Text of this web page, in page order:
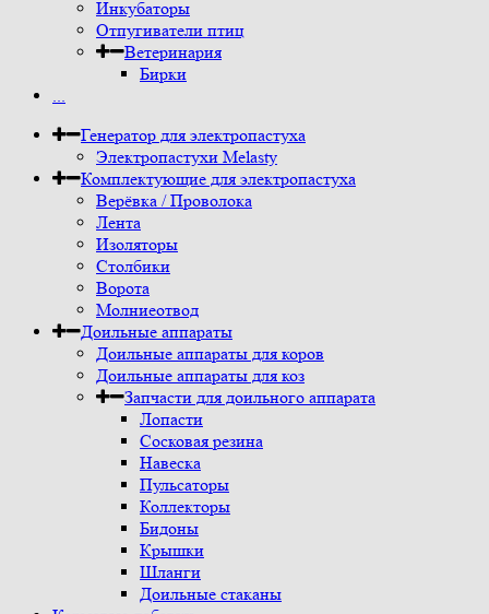
Инкубаторы
Отпугиватели птиц
Ветеринария
Бирки
...
Генератор для электропастуха
Электропастухи Melasty
Комплектующие для электропастуха
Верёвка / Проволока
Лента
Изоляторы
Столбики
Ворота
Молниеотвод
Доильные аппараты
Доильные аппараты для коров
Доильные аппараты для коз
Запчасти для доильного аппарата
Лопасти
Сосковая резина
Навеска
Пульсаторы
Коллекторы
Бидоны
Крышки
Шланги
Доильные стаканы